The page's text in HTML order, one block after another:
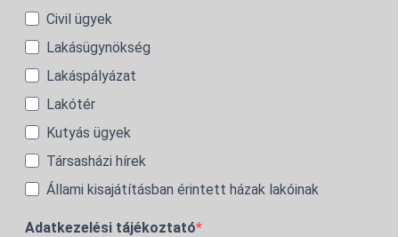
Civil ügyek
Lakásügynökség
Lakáspályázat
Lakótér
Kutyás ügyek
Társasházi hírek
Állami kisajátításban érintett házak lakóinak
Adatkezelési tájékoztató